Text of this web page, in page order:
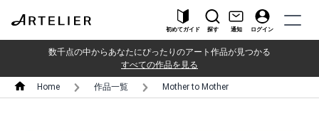
初めてガイド 探す 通知 ログイン
数千点の中からあなたにぴったりのアート作品が見つかる
すべての作品を見る
Home 作品一覧 Mother to Mother